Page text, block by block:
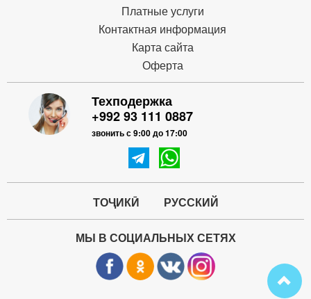
Платные услуги
Контактная информация
Карта сайта
Оферта
Техподержка
+992 93 111 0887
звонить с 9:00 до 17:00
ТОҶИКӢ РУССКИЙ
МЫ В СОЦИАЛЬНЫХ СЕТЯХ